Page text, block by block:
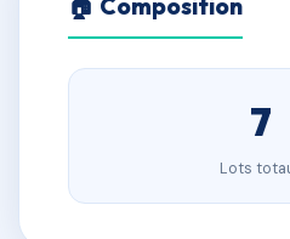
🏠 Composition
7
Lots